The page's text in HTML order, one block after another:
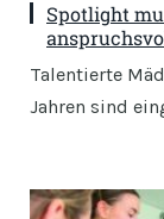
Spotlight
Talentierte
Jahren sind